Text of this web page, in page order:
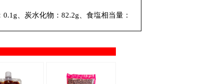
、炭水化物：82.2g、食塩相当量：